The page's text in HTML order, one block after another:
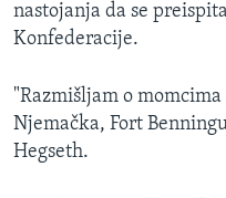
nastojanja da se
Konfederacije.
"Razmišljam o
Njemačka, Fort
Hegseth.